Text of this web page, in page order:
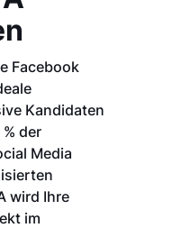
Facebook
Kandidaten
der
Media
wird Ihre
im